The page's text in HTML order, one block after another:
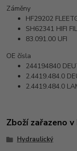
Záměny
HF29202
SH62341 HIFI
83.091.00 UFI
OE čísla
244194840
2.4419.484.0
2.4419.484.0
Zboží zařazeno
Hydraulický